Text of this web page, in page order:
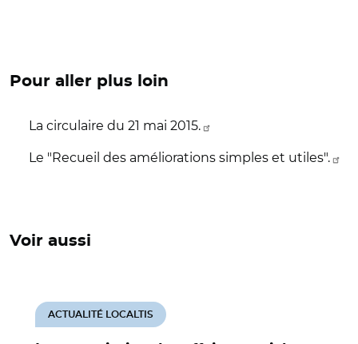
Pour aller plus loin
La circulaire du 21 mai 2015.
Le "Recueil des améliorations simples et utiles".
Voir aussi
ACTUALITÉ LOCALTIS